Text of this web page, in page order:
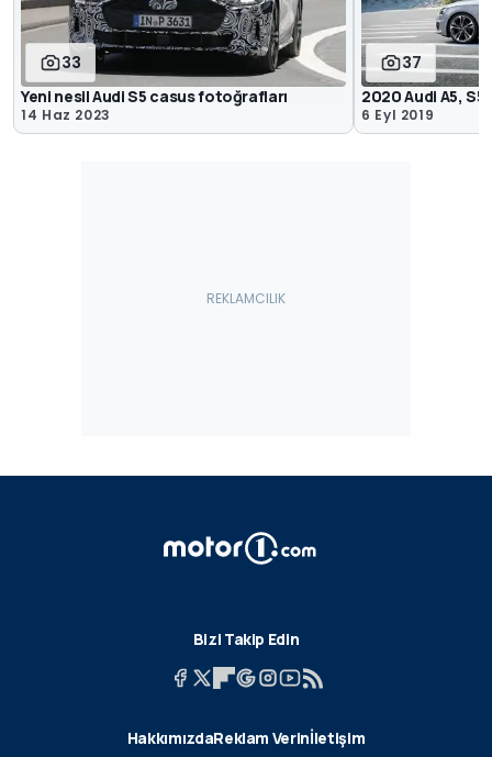
33
Yeni nesil Audi S5 casus fotoğrafları
14 Haz 2023
37
2020 Audi A5, S5
6 Eyl 2019
Bizi Takip Edin
HakkımızdaReklam Verinİletişim